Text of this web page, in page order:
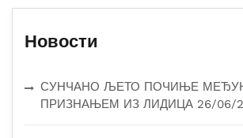
Новости
СУНЧАНО ЉЕТО ПОЧИЊЕ
ПРИЗНАЊЕМ ИЗ ЛИДИЦА 26/06/